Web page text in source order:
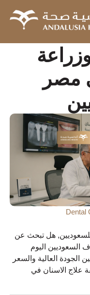
مصر
Dental
هل تبحث عن
السعوديين اليوم
الجودة العالية والسعر
علاج الاسنان في